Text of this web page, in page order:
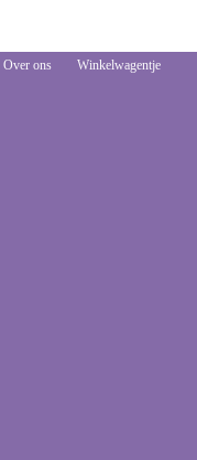
Over ons Winkelwagentje